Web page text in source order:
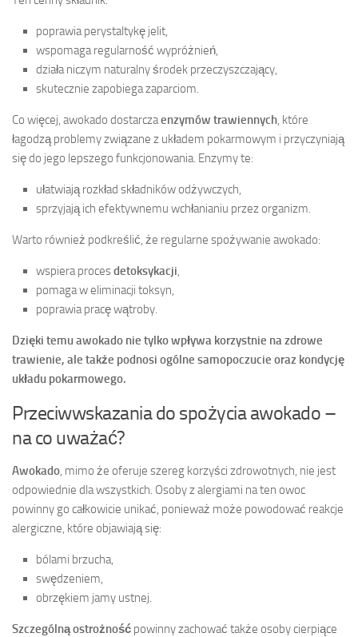
poprawia perystaltykę jelit,
wspomaga regularność wypróżnień,
działa niczym naturalny środek przeczyszczający,
skutecznie zapobiega zaparciom.
Co więcej, awokado dostarczaenzymów trawiennych, które
łagodzą problemy związane z układem pokarmowym i przyczyniają
się do jego lepszego funkcjonowania. Enzymy te:
ułatwiają rozkład składników odżywczych,
sprzyjają ich efektywnemu wchłanianiu przez organizm.
Warto również podkreślić, że regularne spożywanie awokado:
wspiera procesdetoksykacji,
pomaga w eliminacji toksyn,
poprawia pracę wątroby.
Dzięki temu awokado nie tylko wpływa korzystnie na zdrowe
trawienie, ale także podnosi ogólne samopoczucie oraz kondycję
układu pokarmowego.
Przeciwwskazania do spożycia awokado –
na co uważać?
Awokado, mimo że oferuje szereg korzyści zdrowotnych, nie jest
odpowiednie dla wszystkich. Osoby z alergiami na ten owoc
powinny go całkowicie unikać, ponieważ może powodować reakcje
alergiczne, które objawiają się:
bólami brzucha,
swędzeniem,
obrzękiem jamy ustnej.
Szczególną ostrożność powinny zachować także osoby cierpiące